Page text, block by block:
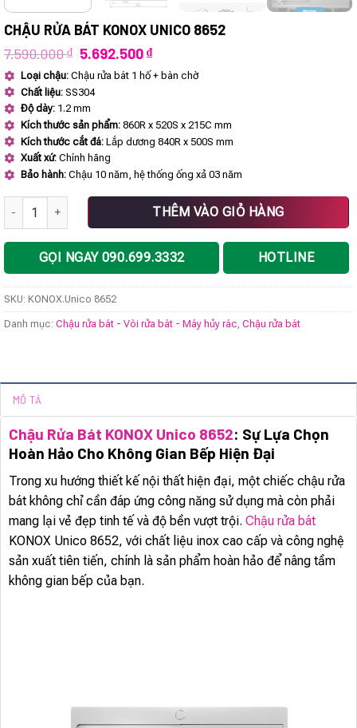
CHẬU RỬA BÁT KONOX UNICO 8652
7.590.000₫ Giá
gốc
là:
7.590.000 ₫.
5.692.500₫Giá
hiện
tại
Loại chậu: Chậu rửa bát 1 hố + bàn chờ
Chất liệu: SS304
Độ dày: 1.2 mm
Kích thước sản phẩm: 860R x 520S x 215C mm
Kích thước cắt đá: Lắp dương 840R x 500S mm
Xuất xứ: Chính hãng
Bảo hành: Chậu 10 năm, hệ thống ống xả 03 năm
Chậu rửa bát KONOX Unico 8652 số lượngTHÊM VÀO GIỎ HÀNG
GỌI NGAY 090.699.3332 HOTLINE
SKU: KONOX.Unico 8652
Danh mục: Chậu rửa bát - Vòi rửa bát - Máy hủy rác Chậu rửa bát
MÔ TẢ
Chậu Rửa Bát KONOX Unico 8652: Sự Lựa Chọn
Hoàn Hảo Cho Không Gian Bếp Hiện Đại
Trong xu hướng thiết kế nội thất hiện đại, một chiếc chậu rửa
bát không chỉ cần đáp ứng công năng sử dụng mà còn phải
mang lại vẻ đẹp tinh tế và độ bền vượt trội. Chậu rửa bát
KONOX Unico 8652, với chất liệu inox cao cấp và công nghệ
sản xuất tiên tiến, chính là sản phẩm hoàn hảo để nâng tầm
không gian bếp của bạn.